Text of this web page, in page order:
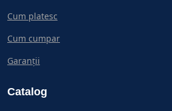
Cum platesc
Cum cumpar
Garanții
Catalog